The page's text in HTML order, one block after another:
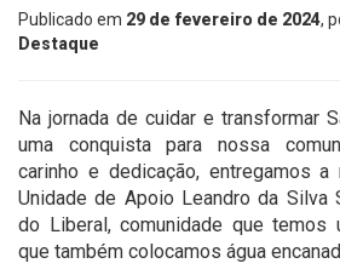
Publicado em 29 de fevereiro de 2024,
Destaque
Na jornada de cuidar e transformar
uma conquista para nossa
carinho e dedicação, entregamos
Unidade de Apoio Leandro da Silva
do Liberal, comunidade que temos
que também colocamos água